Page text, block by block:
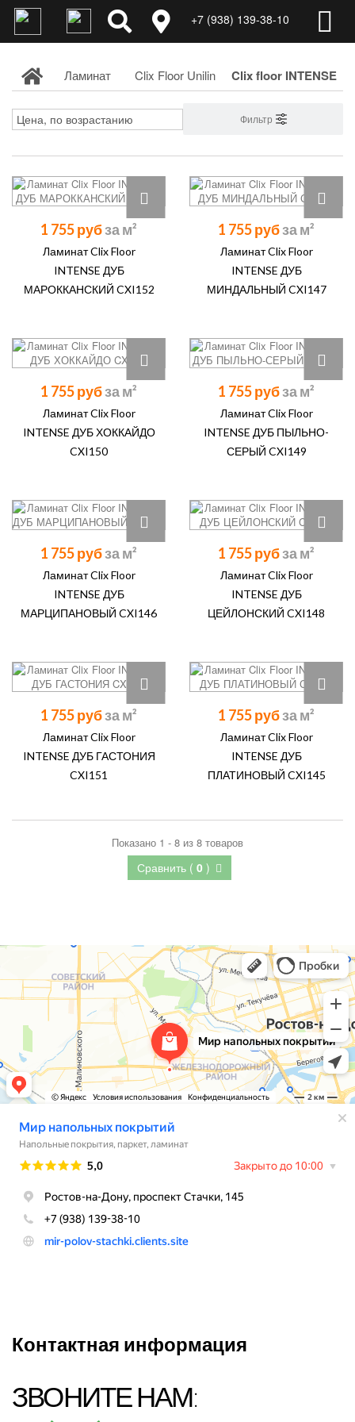
+7 (938) 139-38-10
Ламинат Clix Floor Unilin Clix floor INTENSE
Фильтр
1 755 руб
Ламинат Clix Floor
INTENSE ДУБ
МАРОККАНСКИЙ CXI152
1 755 руб
Ламинат Clix Floor
INTENSE ДУБ
МИНДАЛЬНЫЙ CXI147
1 755 руб
Ламинат Clix Floor
INTENSE ДУБ ХОККАЙДО
CXI150
1 755 руб
Ламинат Clix Floor
INTENSE ДУБ ПЫЛЬНО-
СЕРЫЙ CXI149
1 755 руб
Ламинат Clix Floor
INTENSE ДУБ
МАРЦИПАНОВЫЙ CXI146
1 755 руб
Ламинат Clix Floor
INTENSE ДУБ
ЦЕЙЛОНСКИЙ CXI148
1 755 руб
Ламинат Clix Floor
INTENSE ДУБ ГАСТОНИЯ
CXI151
1 755 руб
Ламинат Clix Floor
INTENSE ДУБ
ПЛАТИНОВЫЙ CXI145
Сравнить ( 0 )
Показано 1 - 8 из 8 товаров
Контактная информация
ЗВОНИТЕ НАМ: